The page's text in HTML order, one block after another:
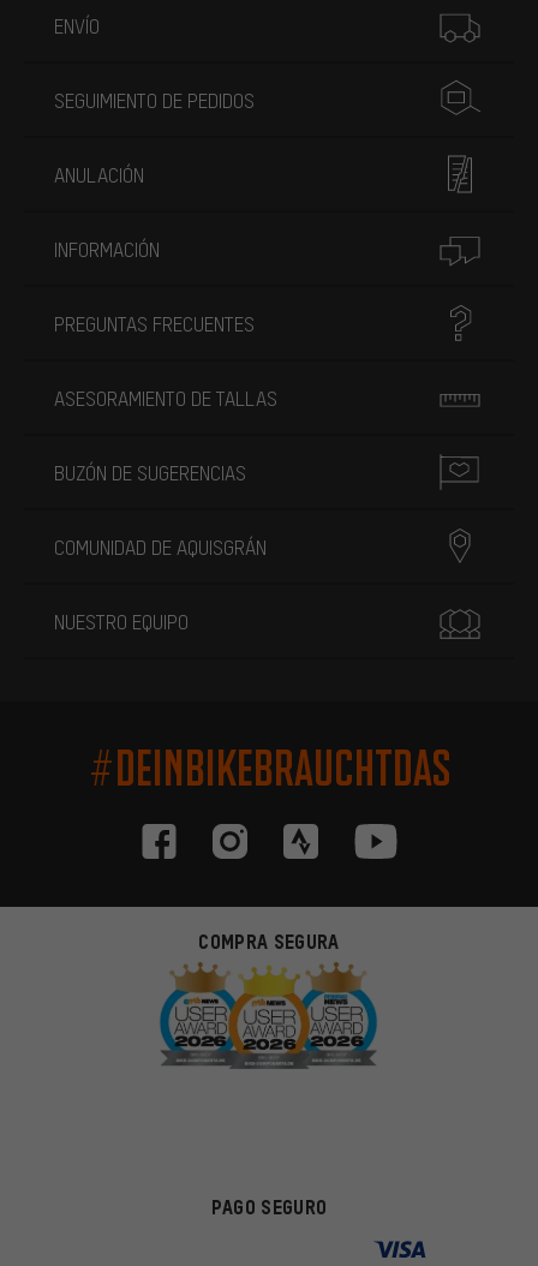
ENVÍO
SEGUIMIENTO DE PEDIDOS
ANULACIÓN
INFORMACIÓN
PREGUNTAS FRECUENTES
ASESORAMIENTO DE TALLAS
BUZÓN DE SUGERENCIAS
COMUNIDAD DE AQUISGRÁN
NUESTRO EQUIPO
#DEINBIKEBRAUCHTDAS
COMPRA SEGURA
PAGO SEGURO